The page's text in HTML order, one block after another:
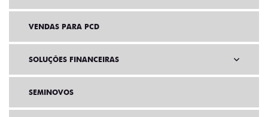
VENDAS PARA PCD
SOLUÇÕES FINANCEIRAS
SEMINOVOS